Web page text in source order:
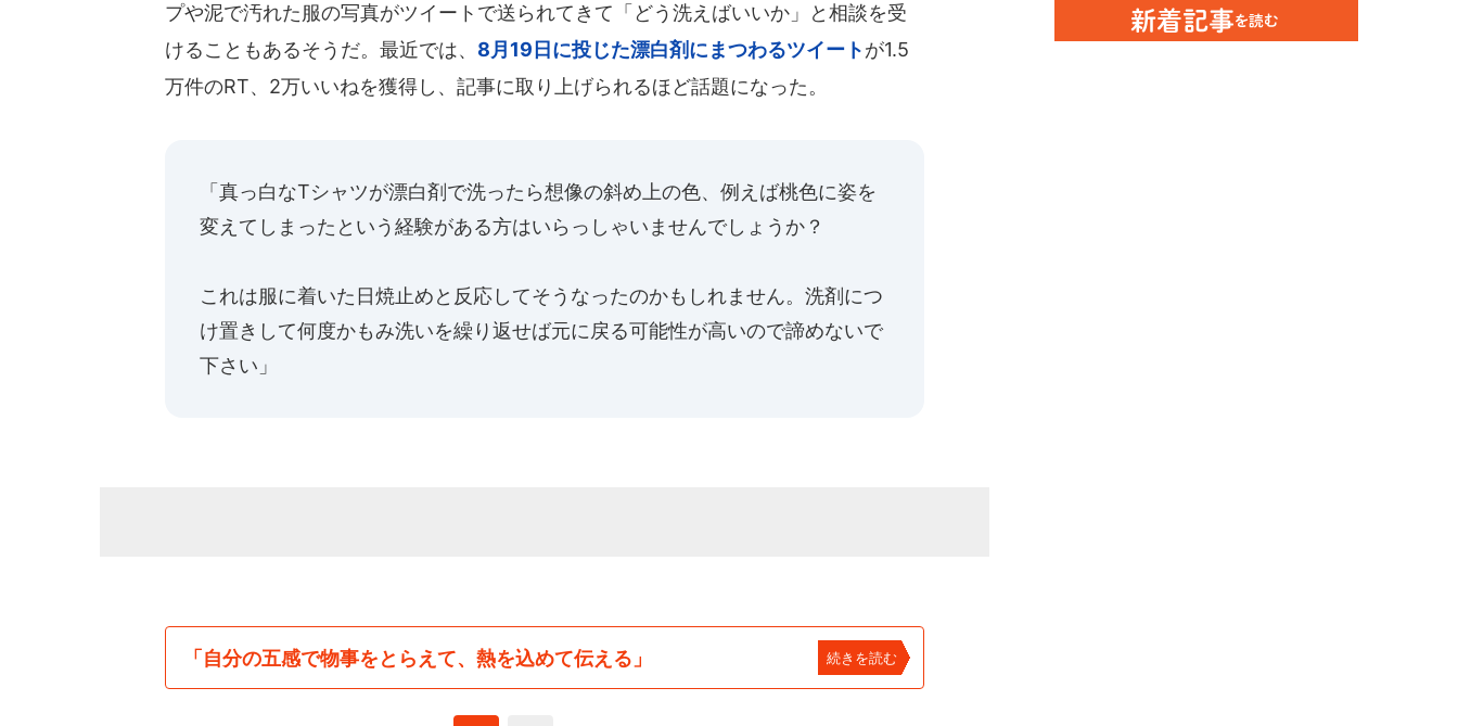
プや泥で汚れた服の写真がツイートで送られてきて「どう洗えばいいか」と相談を受
けることもあるそうだ。最近では、 8月19日に投じた漂白剤にまつわるツイートが1.5
万件のRT、2万いいねを獲得し、記事に取り上げられるほど話題になった。
「真っ白なTシャツが漂白剤で洗ったら想像の斜め上の色、例えば桃色に姿を
変えてしまったという経験がある方はいらっしゃいませんでしょうか？
これは服に着いた日焼止めと反応してそうなったのかもしれません。洗剤につ
け置きして何度かもみ洗いを繰り返せば元に戻る可能性が高いので諦めないで
下さい」
「自分の五感で物事をとらえて、熱を込めて伝える」 続きを読む